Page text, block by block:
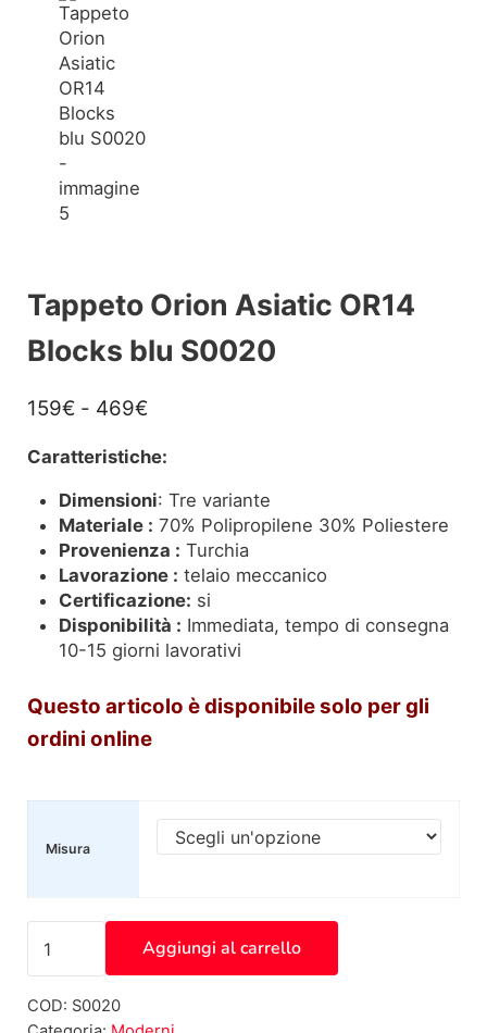
Tappeto Orion Asiatic OR14
Blocks blu S0020
159€ - 469€Fascia di prezzo: da 159€ a 469€
Caratteristiche:
Dimensioni: Tre variante
Materiale : 70% Polipropilene 30% Poliestere
Provenienza : Turchia
Lavorazione : telaio meccanico
Certificazione: si
Disponibilità : Immediata, tempo di consegna
10-15 giorni lavorativi
Questo articolo è disponibilesolo per gli
ordini online
Misura
Aggiungi al carrello
COD: S0020